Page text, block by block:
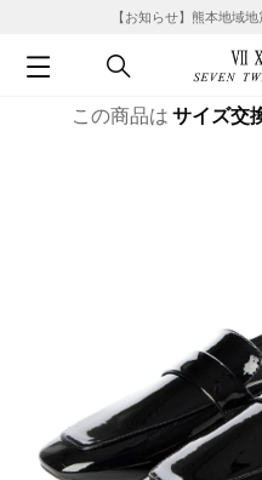
【お知らせ】熊本地域
この商品はサイズ交